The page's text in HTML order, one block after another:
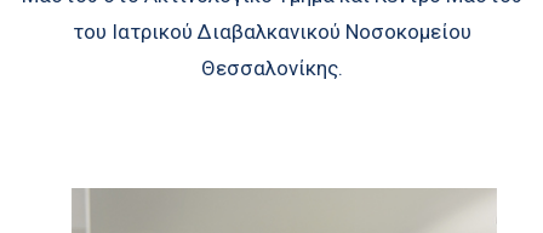
του Ιατρικού Διαβαλκανικού Νοσοκομείου
Θεσσαλονίκης.